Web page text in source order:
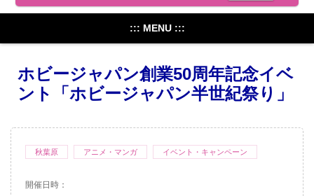
::: MENU :::
ホビージャパン創業50周年記念イベ
ント「ホビージャパン半世紀祭り」
秋葉原 アニメ・マンガ イベント・キャンペーン
開催日時：